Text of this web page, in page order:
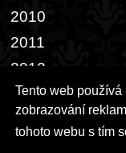
Tento web
zobrazování
tohoto webu s tím
2010
2011
2012
2013
2014-02-28 -